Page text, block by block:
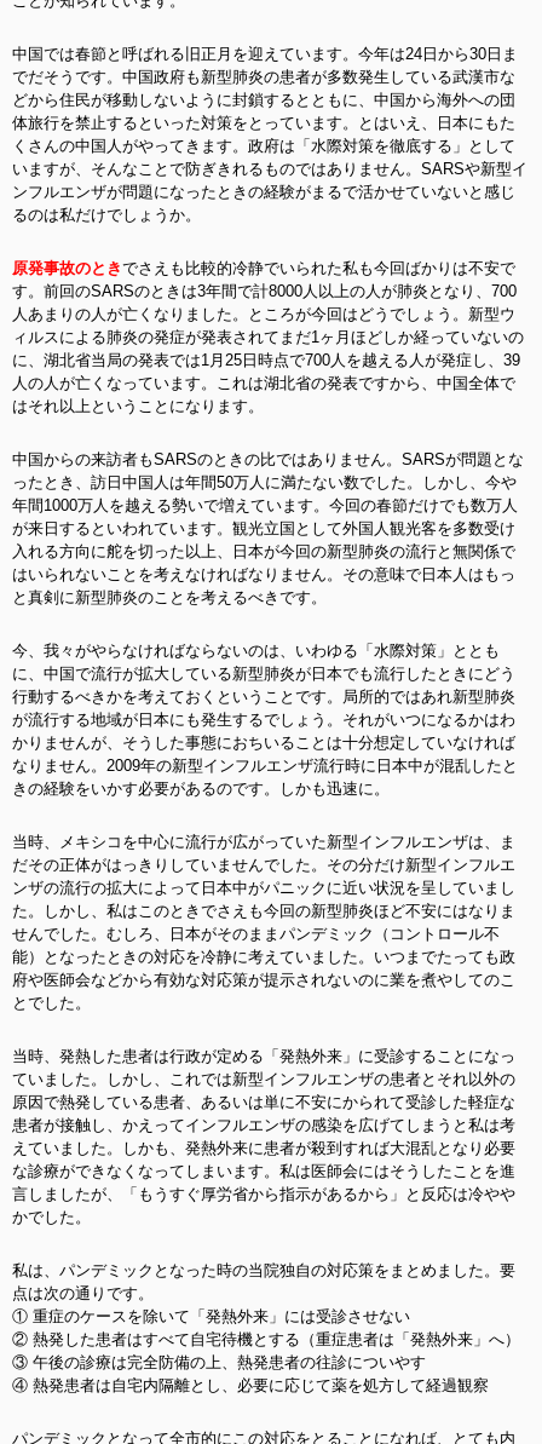
中国では春節と呼ばれる旧正月を迎えています。今年は24日から30日ま
でだそうです。中国政府も新型肺炎の患者が多数発生している武漢市な
どから住民が移動しないように封鎖するとともに、中国から海外への団
体旅行を禁止するといった対策をとっています。とはいえ、日本にもた
くさんの中国人がやってきます。政府は「水際対策を徹底する」として
いますが、そんなことで防ぎきれるものではありません。SARSや新型イ
ンフルエンザが問題になったときの経験がまるで活かせていないと感じ
るのは私だけでしょうか。
原発事故のときでさえも比較的冷静でいられた私も今回ばかりは不安で
す。前回のSARSのときは3年間で計8000人以上の人が肺炎となり、700
人あまりの人が亡くなりました。ところが今回はどうでしょう。新型ウ
ィルスによる肺炎の発症が発表されてまだ1ヶ月ほどしか経っていないの
に、湖北省当局の発表では1月25日時点で700人を越える人が発症し、39
人の人が亡くなっています。これは湖北省の発表ですから、中国全体で
はそれ以上ということになります。
中国からの来訪者もSARSのときの比ではありません。SARSが問題とな
ったとき、訪日中国人は年間50万人に満たない数でした。しかし、今や
年間1000万人を越える勢いで増えています。今回の春節だけでも数万人
が来日するといわれています。観光立国として外国人観光客を多数受け
入れる方向に舵を切った以上、日本が今回の新型肺炎の流行と無関係で
はいられないことを考えなければなりません。その意味で日本人はもっ
と真剣に新型肺炎のことを考えるべきです。
今、我々がやらなければならないのは、いわゆる「水際対策」ととも
に、中国で流行が拡大している新型肺炎が日本でも流行したときにどう
行動するべきかを考えておくということです。局所的ではあれ新型肺炎
が流行する地域が日本にも発生するでしょう。それがいつになるかはわ
かりませんが、そうした事態におちいることは十分想定していなければ
なりません。2009年の新型インフルエンザ流行時に日本中が混乱したと
きの経験をいかす必要があるのです。しかも迅速に。
当時、メキシコを中心に流行が広がっていた新型インフルエンザは、ま
だその正体がはっきりしていませんでした。その分だけ新型インフルエ
ンザの流行の拡大によって日本中がパニックに近い状況を呈していまし
た。しかし、私はこのときでさえも今回の新型肺炎ほど不安にはなりま
せんでした。むしろ、日本がそのままパンデミック（コントロール不
能）となったときの対応を冷静に考えていました。いつまでたっても政
府や医師会などから有効な対応策が提示されないのに業を煮やしてのこ
とでした。
当時、発熱した患者は行政が定める「発熱外来」に受診することになっ
ていました。しかし、これでは新型インフルエンザの患者とそれ以外の
原因で熱発している患者、あるいは単に不安にかられて受診した軽症な
患者が接触し、かえってインフルエンザの感染を広げてしまうと私は考
えていました。しかも、発熱外来に患者が殺到すれば大混乱となり必要
な診療ができなくなってしまいます。私は医師会にはそうしたことを進
言しましたが、「もうすぐ厚労省から指示があるから」と反応は冷やや
かでした。
私は、パンデミックとなった時の当院独自の対応策をまとめました。要
点は次の通りです。
① 重症のケースを除いて「発熱外来」には受診させない
② 熱発した患者はすべて自宅待機とする（重症患者は「発熱外来」へ）
③ 午後の診療は完全防備の上、熱発患者の往診についやす
④ 熱発患者は自宅内隔離とし、必要に応じて薬を処方して経過観察
パンデミックとなって全市的にこの対応をとることになれば、とても内